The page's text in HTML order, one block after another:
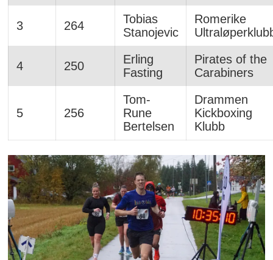
3 264
Tobias
Stanojevic
Romerike
4 250
Erling
Fasting
Pirates of the
Carabiners
5 256
Tom-
Rune
Bertelsen
Drammen
Kickboxing
Klubb